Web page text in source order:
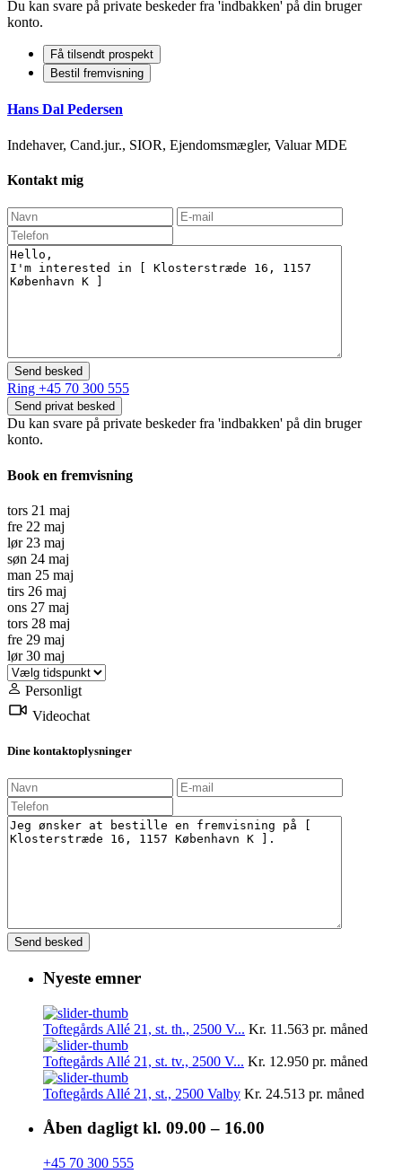
Du kan svare på private beskeder fra 'indbakken' på din bruger
konto.
Få tilsendt prospekt
Bestil fremvisning
Hans Dal Pedersen
Indehaver, Cand.jur., SIOR, Ejendomsmægler, Valuar MDE
Kontakt mig
Ring +45 70 300 555
Du kan svare på private beskeder fra 'indbakken' på din bruger
konto.
Book en fremvisning
tors 21 maj
fre 22 maj
lør 23 maj
søn 24 maj
man 25 maj
tirs 26 maj
ons 27 maj
tors 28 maj
fre 29 maj
lør 30 maj
Personligt
Videochat
Dine kontaktoplysninger
Nyeste emner
Toftegårds Allé 21, st. th., 2500 V... Kr. 11.563 pr. måned
Toftegårds Allé 21, st. tv., 2500 V... Kr. 12.950 pr. måned
Toftegårds Allé 21, st., 2500 Valby Kr. 24.513 pr. måned
Åben dagligt kl. 09.00 – 16.00
+45 70 300 555